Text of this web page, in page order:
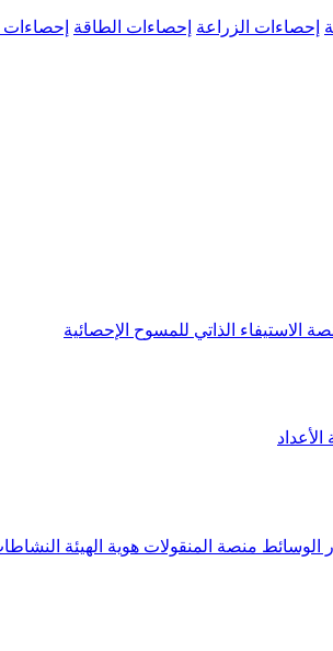
إحصاءات الزراعة إحصاءات الطاقة إحصاءات
الاستيفاء الذاتي للمسوح الإحصائية
الوسائط منصة المنقولات هوية الهيئة